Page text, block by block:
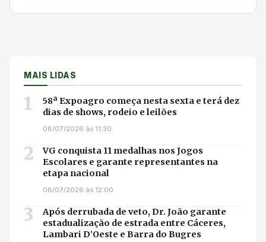
MAIS LIDAS
1
58ª Expoagro começa nesta sexta e terá dez
dias de shows, rodeio e leilões
08/07/2026 às 11:30
2
VG conquista 11 medalhas nos Jogos
Escolares e garante representantes na
etapa nacional
08/07/2026 às 12:00
3
Após derrubada de veto, Dr. João garante
estadualização de estrada entre Cáceres,
Lambari D’Oeste e Barra do Bugres